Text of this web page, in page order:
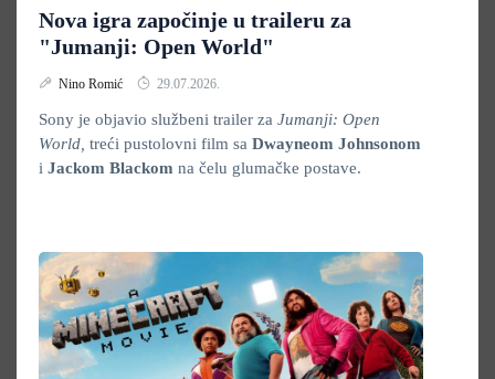
Nova igra započinje u traileru za
"Jumanji: Open World"
Nino Romić 29.07.2026.
Sony je objavio službeni trailer za Jumanji: Open
World, treći pustolovni film sa Dwayneom Johnsonom
i Jackom Blackom na čelu glumačke postave.